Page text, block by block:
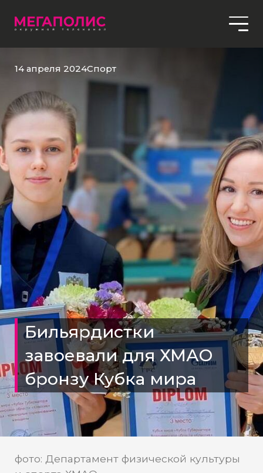
14 апреля 2024Спорт
Бильярдистки
завоевали для ХМАО
бронзу Кубка мира
фото: Департамент физической культуры